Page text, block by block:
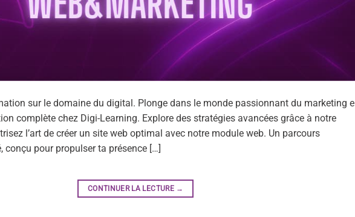
sur le domaine du digital. Plonge dans le monde passionnant du marketing
complète chez Digi-Learning. Explore des stratégies avancées grâce à notre
l’art de créer un site web optimal avec notre module web. Un parcours
conçu pour propulser ta présence […]
CONTINUER LA LECTURE →